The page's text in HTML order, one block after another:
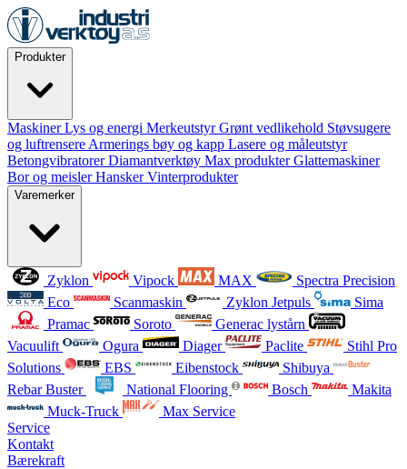
Produkter
MaskinerLys og energi MerkeutstyrGrønt vedlikehold Støvsugere
og luftrensere Armerings bøy og kapp Lasere og måleutstyr
BetongvibratorerDiamantverktøy Max produkterGlattemaskiner
Bor og meislerHanskerVinterprodukter
Varemerker
Zyklon Vipock MAX
Spectra Precision
Eco
Scanmaskin Zyklon Jetpuls
Sima
Pramac
Soroto
Generac lystårn
Vacuulift
Ogura Diager Paclite
Stihl Pro
Solutions
EBS Eibenstock
Shibuya
Rebar Buster
National Flooring Bosch
Makita
Muck-Truck
Max Service
Service
Kontakt
Bærekraft